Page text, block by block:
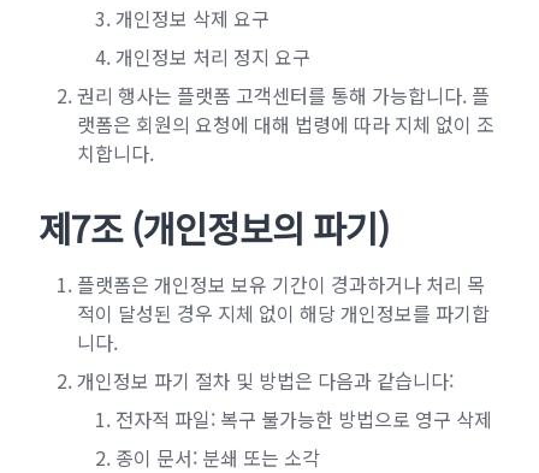
개인정보 삭제 요구
개인정보 처리 정지 요구
권리 행사는 플랫폼 고객센터를 통해 가능합니다. 플
랫폼은 회원의 요청에 대해 법령에 따라 지체 없이 조
치합니다.
제7조 (개인정보의 파기)
플랫폼은 개인정보 보유 기간이 경과하거나 처리 목
적이 달성된 경우 지체 없이 해당 개인정보를 파기합
니다.
개인정보 파기 절차 및 방법은 다음과 같습니다:
전자적 파일: 복구 불가능한 방법으로 영구 삭제
종이 문서: 분쇄 또는 소각